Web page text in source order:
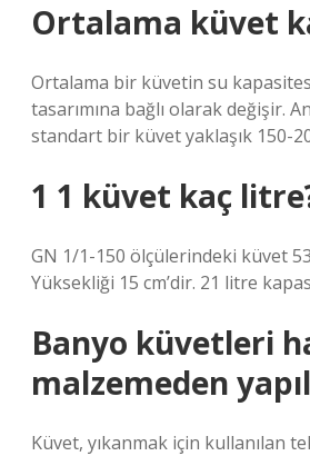
Ortalama küvet
Ortalama bir küvetin su
tasarımına bağlı olarak değişir.
standart bir küvet yaklaşık 150-
1 1 küvet kaç
GN 1/1-150 ölçülerindeki küvet
Yüksekliği 15 cm’dir. 21 litre
Banyo küvetleri
malzemeden
Küvet, yıkanmak için kullanılan